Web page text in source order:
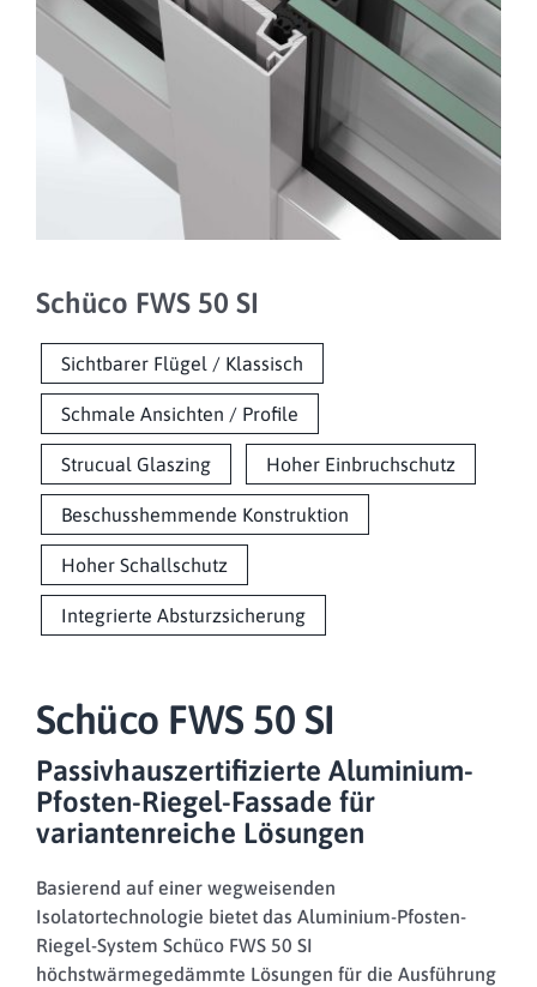
Schüco FWS 50 SI
Sichtbarer Flügel / Klassisch
Schmale Ansichten / Profile
Strucual Glaszing Hoher Einbruchschutz
Beschusshemmende Konstruktion
Hoher Schallschutz
Integrierte Absturzsicherung
Schüco FWS 50 SI
Passivhauszertifizierte Aluminium-
Pfosten-Riegel-Fassade für
variantenreiche Lösungen
Basierend auf einer wegweisenden
Isolatortechnologie bietet das Aluminium-Pfosten-
Riegel-System Schüco FWS 50 SI
höchstwärmegedämmte Lösungen für die Ausführung